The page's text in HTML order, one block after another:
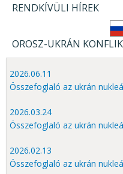
RENDKÍVÜLI HÍREK
OROSZ-UKRÁN
2026.06.11
Összefoglaló az ukrán
2026.03.24
Összefoglaló az ukrán
2026.02.13
Összefoglaló az ukrán